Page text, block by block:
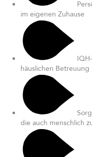
im eigenen Zuhause
häuslichen Betreuung
die auch menschlich